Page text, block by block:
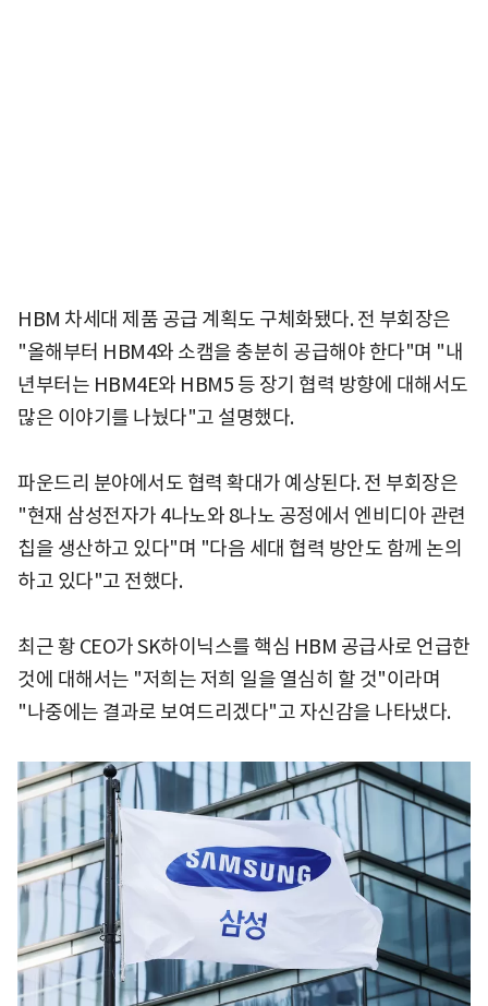
HBM 차세대 제품 공급 계획도 구체화됐다. 전 부회장은
"올해부터 HBM4와 소캠을 충분히 공급해야 한다"며 "내
년부터는 HBM4E와 HBM5 등 장기 협력 방향에 대해서도
많은 이야기를 나눴다"고 설명했다.
파운드리 분야에서도 협력 확대가 예상된다. 전 부회장은
"현재 삼성전자가 4나노와 8나노 공정에서 엔비디아 관련
칩을 생산하고 있다"며 "다음 세대 협력 방안도 함께 논의
하고 있다"고 전했다.
최근 황 CEO가 SK하이닉스를 핵심 HBM 공급사로 언급한
것에 대해서는 "저희는 저희 일을 열심히 할 것"이라며
"나중에는 결과로 보여드리겠다"고 자신감을 나타냈다.